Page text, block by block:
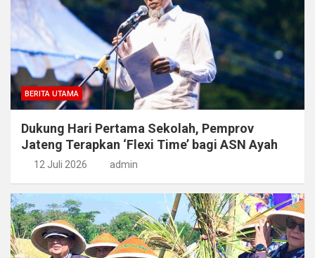
BERITA UTAMA
Dukung Hari Pertama Sekolah, Pemprov
Jateng Terapkan ‘Flexi Time’ bagi ASN Ayah
12 Juli 2026 admin